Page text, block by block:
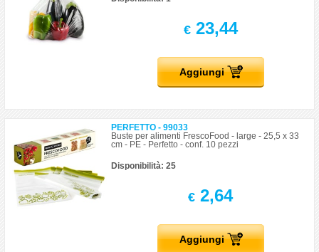
€23,44
Aggiungi
PERFETTO - 99033
Buste per alimenti FrescoFood - large - 25,5 x 33
cm - PE - Perfetto - conf. 10 pezzi
Disponibilità: 25
€ 2,64
Aggiungi